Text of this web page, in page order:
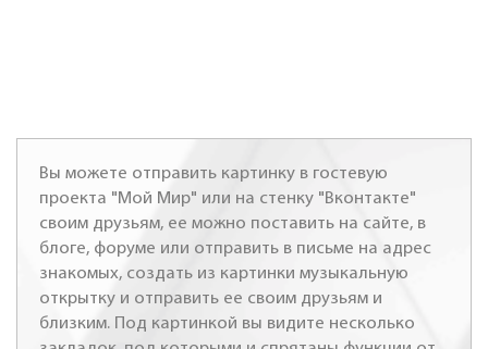
Вы можете отправить картинку в гостевую
проекта "Мой Мир" или на стенку "Вконтакте"
своим друзьям, ее можно поставить на сайте, в
блоге, форуме или отправить в письме на адрес
знакомых, создать из картинки музыкальную
открытку и отправить ее своим друзьям и
близким. Под картинкой вы видите несколько